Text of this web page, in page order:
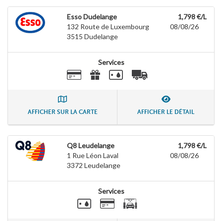
Esso Dudelange
132 Route de Luxembourg
3515 Dudelange
1,798 €/L
08/08/26
Services
AFFICHER SUR LA CARTE AFFICHER LE DÉTAIL
Q8 Leudelange
1 Rue Léon Laval
3372 Leudelange
1,798 €/L
08/08/26
Services